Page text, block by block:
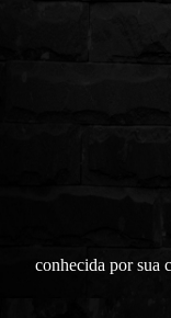
conhecida por sua